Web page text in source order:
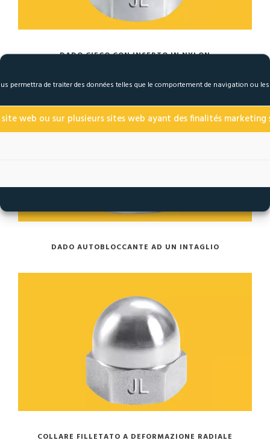
permettra de traiter des données telles que le comportement de navigation ou
web ou sur plusieurs sites web ayant des finalités marketing
DADO CIECO CON INSERTO IN NYLON
DADO AUTOBLOCCANTE AD UN INTAGLIO
COLLARE FILLETATO A DEFORMAZIONE RADIALE